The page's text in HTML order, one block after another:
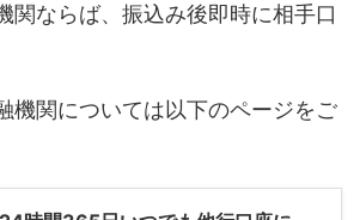
関ならば、振込み後即時に相手口
機関については以下のページをご